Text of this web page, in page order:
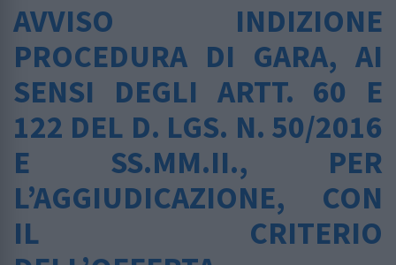
AVVISO INDIZIONE
PROCEDURA DI GARA, AI
SENSI DEGLI ARTT. 60 E
122 DEL D. LGS. N. 50/2016
E SS.MM.II., PER
L’AGGIUDICAZIONE, CON
IL CRITERIO